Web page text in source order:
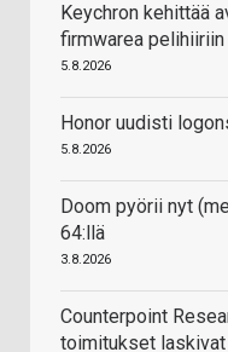
Keychron kehittää
firmwarea pelihiiriin
5.8.2026
Honor uudisti
5.8.2026
Doom pyörii nyt
64:llä
3.8.2026
Counterpoint
toimitukset laskivat